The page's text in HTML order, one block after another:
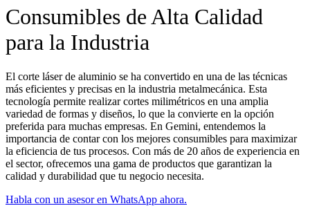
Consumibles de Alta Calidad
para la Industria
El corte láser de aluminio se ha convertido en una de las técnicas
más eficientes y precisas en la industria metalmecánica. Esta
tecnología permite realizar cortes milimétricos en una amplia
variedad de formas y diseños, lo que la convierte en la opción
preferida para muchas empresas. En Gemini, entendemos la
importancia de contar con los mejores consumibles para maximizar
la eficiencia de tus procesos. Con más de 20 años de experiencia en
el sector, ofrecemos una gama de productos que garantizan la
calidad y durabilidad que tu negocio necesita.
Habla con un asesor en WhatsApp ahora.